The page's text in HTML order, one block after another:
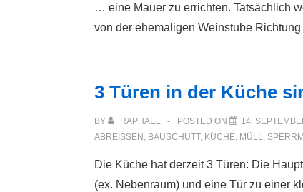
… eine Mauer zu errichten. Tatsächlich
von der ehemaligen Weinstube
3 Türen in der Küche
BY RAPHAEL POSTED ON 14.
ABREISSEN
, BAUSCHUTT, KÜCHE, MÜLL,
Die Küche hat derzeit 3 Türen: Die
(ex. Nebenraum) und eine Tür zu einer